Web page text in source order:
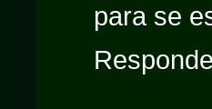
para se